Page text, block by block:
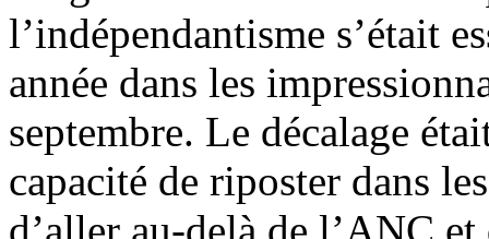
l’indépendantisme s’était
année dans les
septembre. Le décalage
capacité de riposter dans
d’aller au-delà de l’ANC